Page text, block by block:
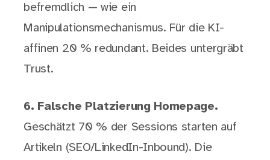
befremdlich — wie ein
Manipulationsmechanismus. Für die KI-
affinen 20 % redundant. Beides untergräbt
Trust.
6. Falsche Platzierung Homepage.
Geschätzt 70 % der Sessions starten auf
Artikeln (SEO/LinkedIn-Inbound). Die